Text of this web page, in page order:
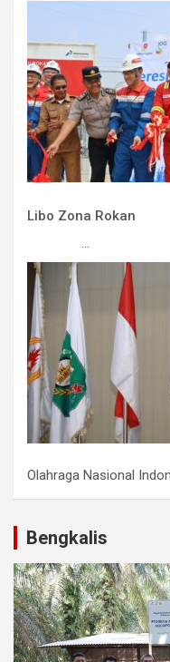
Libo Zona Rokan
...
Olahraga Nasional
Bengkalis